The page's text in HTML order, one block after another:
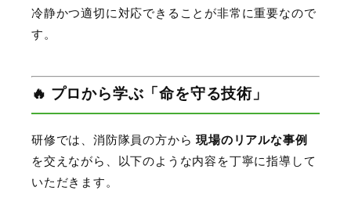
冷静かつ適切に対応できることが非常に重要なので
す。
🔥 プロから学ぶ「命を守る技術」
研修では、消防隊員の方から現場のリアルな事例
を交えながら、以下のような内容を丁寧に指導して
いただきます。